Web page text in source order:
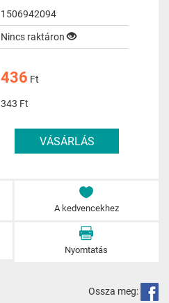
1506942094
Nincs raktáron
436 Ft
343 Ft
A kedvencekhez
Nyomtatás
Ossza meg: